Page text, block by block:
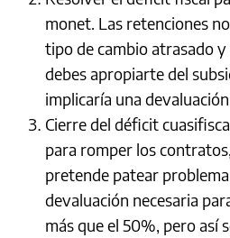
monet. Las retenciones
tipo de cambio atrasado
debes apropiarte del
implicaría una
Cierre del déficit
para romper los
pretende patear
devaluación necesaria
más que el 50%, pero así